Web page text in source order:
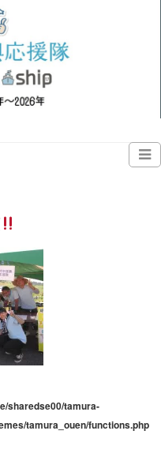
sharedse00/tamura-
tamura_ouen/functions.php